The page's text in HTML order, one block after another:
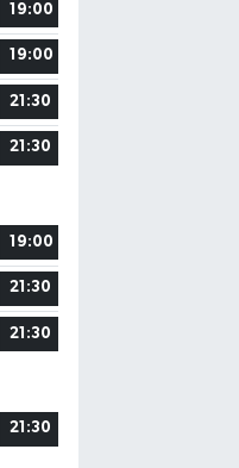
19:00
19:00
21:30
21:30
19:00
21:30
21:30
21:30